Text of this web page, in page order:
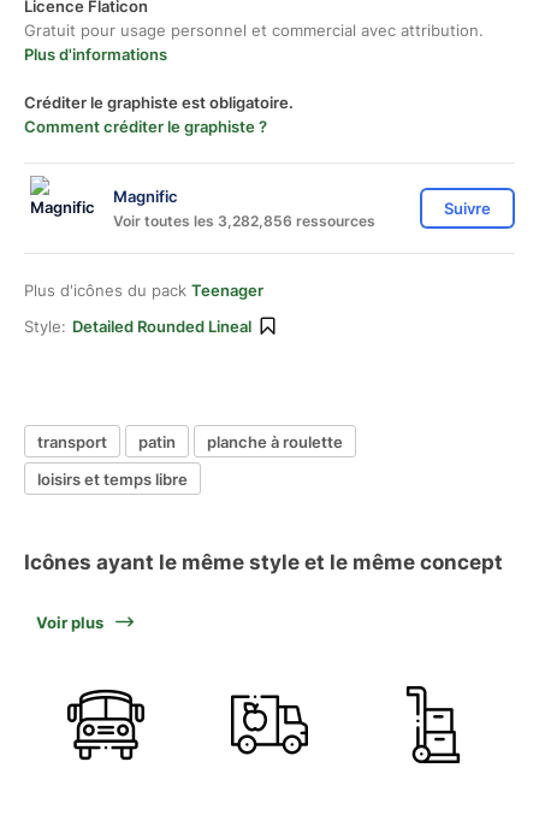
Licence Flaticon
Gratuit pour usage personnel et commercial avec attribution.
Plus d'informations
Créditer le graphiste est obligatoire.
Comment créditer le graphiste ?
Magnific
Voir toutes les 3,282,856 ressources
Suivre
Plus d'icônes du pack Teenager
Style: Detailed Rounded Lineal
transport patin
planche à roulette
loisirs et temps libre
Icônes ayant le même style et le même concept
Voir plus